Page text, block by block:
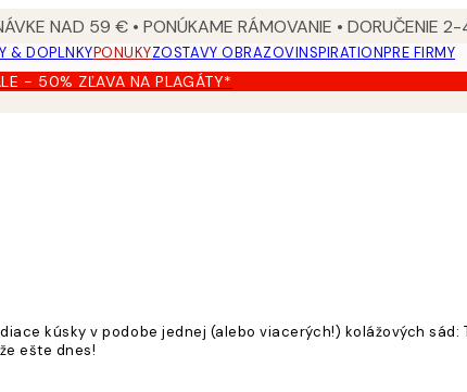
NAD 59 € • PONÚKAME RÁMOVANIE • DORUČENIE
& DOPLNKYPONUKYZOSTAVY OBRAZOVINSPIRATIONPRE FIRMY
- 50% ZĽAVA NA PLAGÁTY*
kúsky v podobe jednej (alebo viacerých!) kolážových
ešte dnes!